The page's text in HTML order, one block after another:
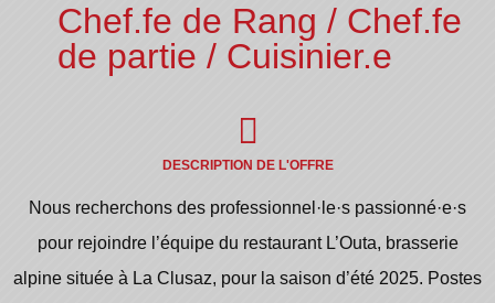
Chef.fe de Rang / Chef.fe
de partie / Cuisinier.e
DESCRIPTION DE L'OFFRE
Nous recherchons des professionnel·le·s passionné·e·s
pour rejoindre l’équipe du restaurant L’Outa, brasserie
alpine située à La Clusaz, pour la saison d’été 2025. Postes